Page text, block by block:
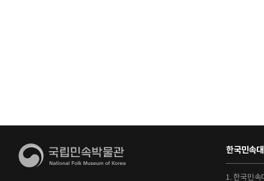
한국민속
1. 한국민속